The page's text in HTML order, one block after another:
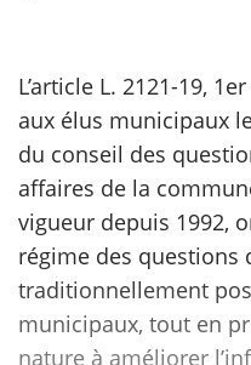
L’article L. 2121-19,
aux élus municipaux
du conseil des
affaires de la
vigueur depuis 1992,
régime des questions
traditionnellement
municipaux, tout en
nature à améliorer